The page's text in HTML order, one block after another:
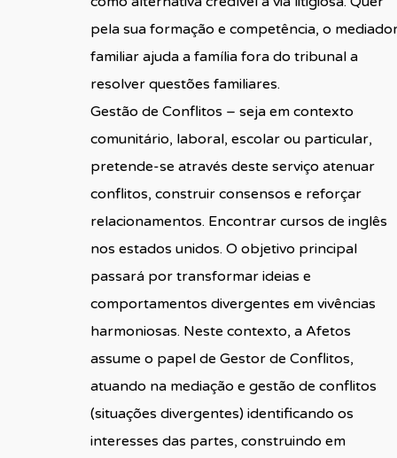
pela sua formação e competência, o
familiar ajuda a família fora do tribunal a
resolver questões familiares.
Gestão de Conflitos – seja em contexto
comunitário, laboral, escolar ou particular,
pretende-se através deste serviço atenuar
conflitos, construir consensos e reforçar
relacionamentos. Encontrar cursos de inglês
nos estados unidos. O objetivo principal
passará por transformar ideias e
comportamentos divergentes em vivências
harmoniosas. Neste contexto, a Afetos
assume o papel de Gestor de Conflitos,
atuando na mediação e gestão de conflitos
(situações divergentes) identificando os
interesses das partes, construindo em